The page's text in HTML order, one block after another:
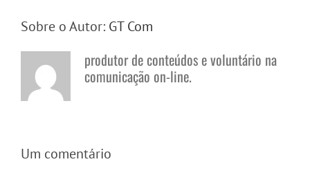
Sobre o Autor: GT Com
produtor de conteúdos e voluntário na
comunicação on-line.
Um comentário